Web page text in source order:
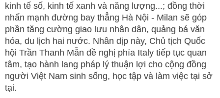
kinh tế số, kinh tế xanh và năng lượng...; đồng thời
nhấn mạnh đường bay thẳng Hà Nội - Milan sẽ góp
phần tăng cường giao lưu nhân dân, quảng bá văn
hóa, du lịch hai nước. Nhân dịp này, Chủ tịch Quốc
hội Trần Thanh Mẫn đề nghị phía Italy tiếp tục quan
tâm, tạo hành lang pháp lý thuận lợi cho cộng đồng
người Việt Nam sinh sống, học tập và làm việc tại sở
tại.